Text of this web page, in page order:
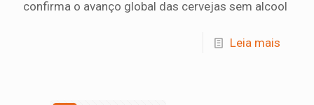
confirma o avanço global das cervejas sem alcool
Leia mais